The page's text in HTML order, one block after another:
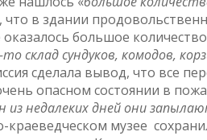
в здании
большое
склад сундуков, комодов,
сделала вывод, что все
опасном состоянии в
недалеких дней они
музее